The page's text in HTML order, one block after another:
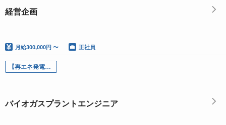
経営企画
月給300,000円 〜 正社員
【再エネ発電所】バイオガスプラントエンジニア
バイオガスプラントエンジニア